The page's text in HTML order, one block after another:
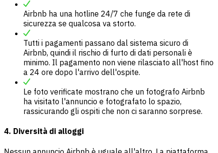
Airbnb ha una hotline 24/7 che funge da rete di
sicurezza se qualcosa va storto.
Tutti i pagamenti passano dal sistema sicuro di
Airbnb, quindi il rischio di furto di dati personali è
minimo. Il pagamento non viene rilasciato all'host fino
a 24 ore dopo l'arrivo dell'ospite.
Le foto verificate mostrano che un fotografo Airbnb
ha visitato l'annuncio e fotografato lo spazio,
rassicurando gli ospiti che non ci saranno sorprese.
4. Diversità di alloggi